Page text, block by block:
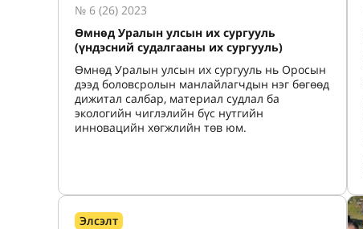
№ 6 (26) 2023
Өмнөд Уралын улсын их сургууль
(үндэсний судалгааны их сургууль)
Өмнөд Уралын улсын их сургууль нь Оросын
дээд боловсролын манлайлагчдын нэг бөгөөд
дижитал салбар, материал судлал ба
экологийн чиглэлийн бүс нутгийн
инновацийн хөгжлийн төв юм.
Элсэлт